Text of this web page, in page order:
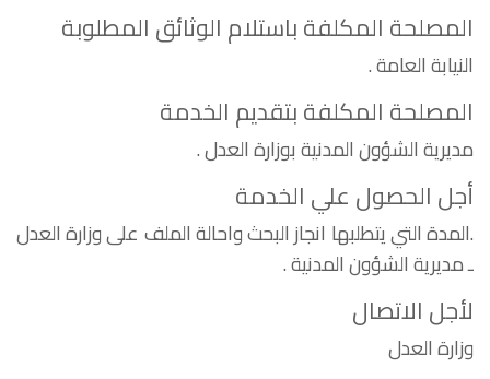
المصلحة المكلفة باستلام الوثائق المطلوبة
النيابة العامة .
المصلحة المكلفة بتقديم الخدمة
مديرية الشؤون المدنية بوزارة العدل .
أجل الحصول علي الخدمة
.المدة التي يتطلبها انجاز البحث واحالة الملف على وزارة العدل
ـ مديرية الشؤون المدنية .
لأجل الاتصال
وزارة العدل